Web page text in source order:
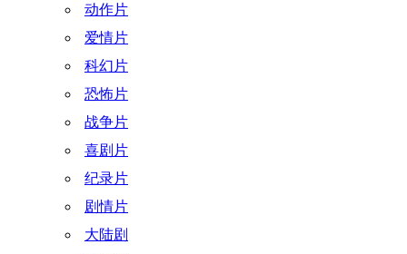
动作片
爱情片
科幻片
恐怖片
战争片
喜剧片
纪录片
剧情片
大陆剧